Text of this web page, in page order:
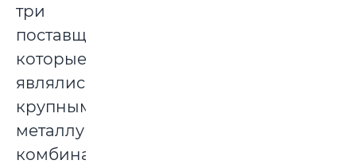
три
поставщика,
которые
являлись
крупными
металлургическими
комбинатами